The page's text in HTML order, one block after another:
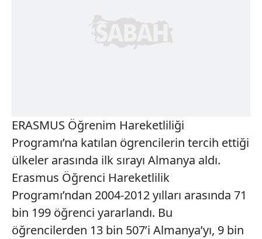
ERASMUS Öğrenim Hareketliliği
Programı’na katılan ögrencilerin tercih ettiği
ülkeler arasında ilk sırayı Almanya aldı.
Erasmus Öğrenci Hareketlilik
Programı’ndan 2004-2012 yılları arasında 71
bin 199 öğrenci yararlandı. Bu
öğrencilerden 13 bin 507’i Almanya’yı, 9 bin